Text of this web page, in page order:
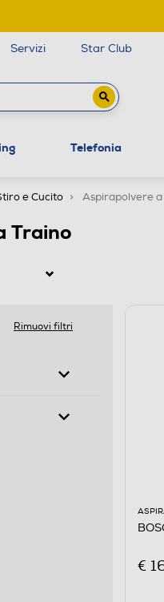
Servizi Star Club
Telefonia
e Cucito Aspirapolvere a
Traino
Rimuovi filtri
per Marca: BOSCH
€